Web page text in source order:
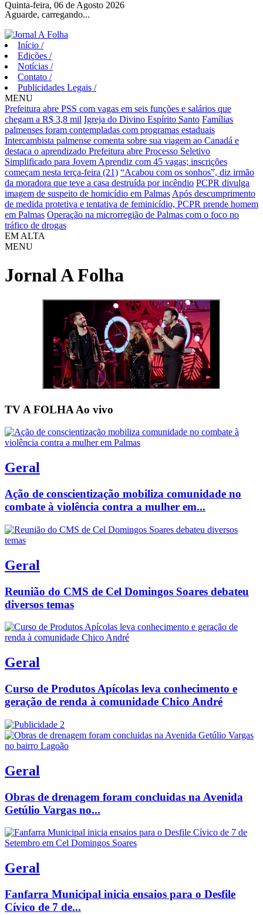
Aguarde, carregando...
Quinta-feira, 06 de Agosto 2026
Início /
Edições /
Notícias /
Contato /
Publicidades Legais /
MENU
Prefeitura abre PSS com vagas em seis funções e salários que
chegam a R$ 3,8 mil Igreja do Divino Espírito Santo Famílias
palmenses foram contempladas com programas estaduais
Intercambista palmense comenta sobre sua viagem ao Canadá e
destaca o aprendizado Prefeitura abre Processo Seletivo
Simplificado para Jovem Aprendiz com 45 vagas; inscrições
começam nesta terça-feira (21) “Acabou com os sonhos”, diz irmão
da moradora que teve a casa destruída por incêndio PCPR divulga
imagem de suspeito de homicídio em Palmas Após descumprimento
de medida protetiva e tentativa de feminicídio, PCPR prende homem
em Palmas Operação na microrregião de Palmas com o foco no
tráfico de drogas
EM ALTA
MENU
Jornal A Folha
TV A FOLHA Ao vivo
Geral
Ação de conscientização mobiliza comunidade no
combate à violência contra a mulher em...
Geral
Reunião do CMS de Cel Domingos Soares debateu
diversos temas
Geral
Curso de Produtos Apícolas leva conhecimento e
geração de renda à comunidade Chico André
Geral
Obras de drenagem foram concluidas na Avenida
Getúlio Vargas no...
Geral
Fanfarra Municipal inicia ensaios para o Desfile
Cívico de 7 de...